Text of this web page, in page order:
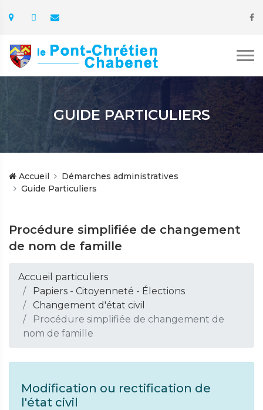
GUIDE PARTICULIERS
Accueil
Démarches administratives
Guide Particuliers
Procédure simplifiée de changement
de nom de famille
Accueil particuliers
Papiers - Citoyenneté - Élections
Changement d'état civil
Procédure simplifiée de changement de
nom de famille
Modification ou rectification de
l'état civil